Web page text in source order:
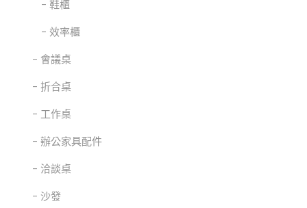
鞋櫃
效率櫃
會議桌
折合桌
工作桌
辦公家具配件
洽談桌
沙發